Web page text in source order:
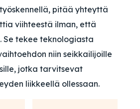
pitää yhteyttä
viihteestä ilman, että
tekee teknologiasta
niin seikkailijoille
jotka tarvitsevat
liikkeellä ollessaan.